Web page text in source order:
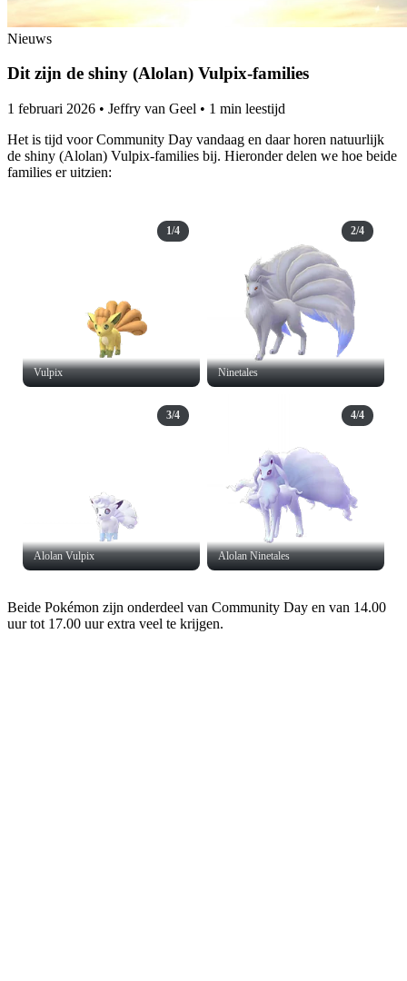
Nieuws
Dit zijn de shiny (Alolan) Vulpix-families
1 februari 2026 • Jeffry van Geel • 1 min leestijd
Het is tijd voor Community Day vandaag en daar horen natuurlijk
de shiny (Alolan) Vulpix-families bij. Hieronder delen we hoe beide
families er uitzien:
Vulpix
1/4
Ninetales
2/4
Alolan Vulpix
3/4
Alolan Ninetales
4/4
Beide Pokémon zijn onderdeel van Community Day en van 14.00
uur tot 17.00 uur extra veel te krijgen.